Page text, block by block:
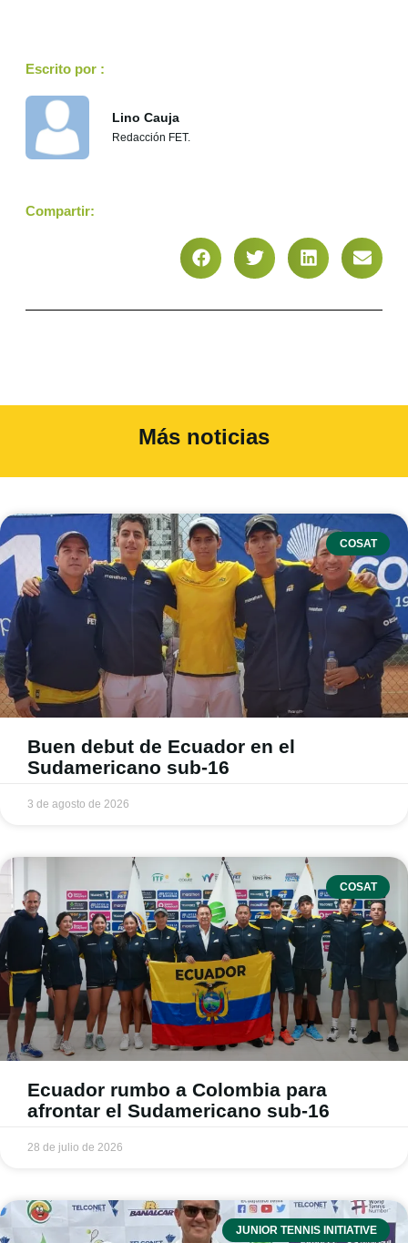
Escrito por :
Lino Cauja
Redacción FET.
Compartir:
Más noticias
COSAT
Buen debut de Ecuador en el
Sudamericano sub-16
3 de agosto de 2026
COSAT
Ecuador rumbo a Colombia para
afrontar el Sudamericano sub-16
28 de julio de 2026
JUNIOR TENNIS INITIATIVE